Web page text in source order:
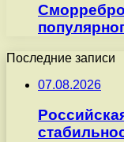
Последние записи
07.08.2026